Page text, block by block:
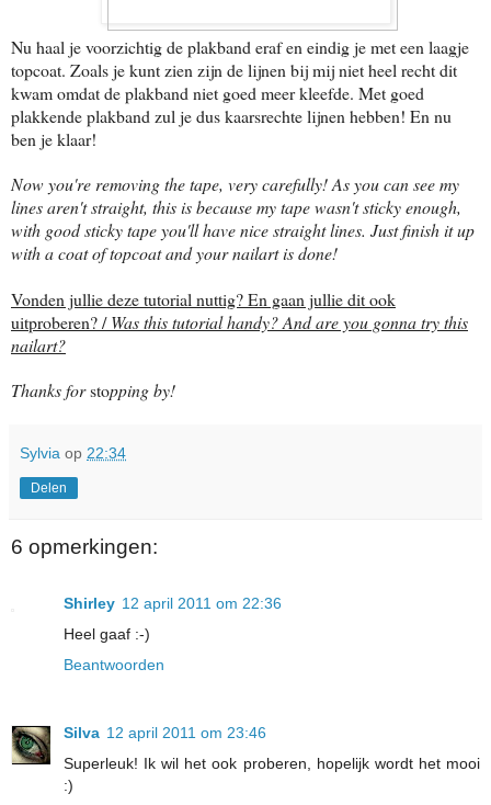
Nu haal je voorzichtig de plakband eraf en eindig je met een laagje
topcoat. Zoals je kunt zien zijn de lijnen bij mij niet heel recht dit
kwam omdat de plakband niet goed meer kleefde. Met goed
plakkende plakband zul je dus kaarsrechte lijnen hebben! En nu
ben je klaar!
Now you're removing the tape, very carefully! As you can see my
lines aren't straight, this is because my tape wasn't sticky enough,
with good sticky tape you'll have nice straight lines. Just finish it up
with a coat of topcoat and your nailart is done!
Vonden jullie deze tutorial nuttig? En gaan jullie dit ook
uitproberen? /Was this tutorial handy? And are you gonna try this
nailart?
Thanks forstopping by!
Sylvia op 22:34
Delen
6 opmerkingen:
Shirley 12 april 2011 om 22:36
Heel gaaf :-)
Beantwoorden
Silva 12 april 2011 om 23:46
Superleuk! Ik wil het ook proberen, hopelijk wordt het mooi
:)